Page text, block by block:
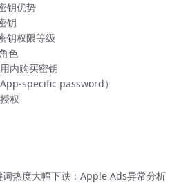
钥优势
钥
钥权限等级
色
内购买密钥
specific password）
权
词热度大幅下跌：Apple Ads异常分析